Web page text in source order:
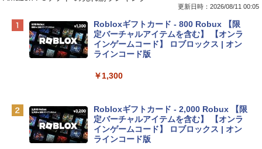
Apple 2026 MacBook Neo A18 Proチッ
プ搭載13インチノートブック：AIとAppl
e Intelligenceのために設計、Liquid Ret
inaディスプレイ、8GBユニファイドメモ
eTime HDカメラ、Touch ID - シトラス
tomtoc 360°保護 15.6 16インチ パソコ
ンケース Dell NEC Lavie ASUS HP dyna
更新日時：2026/08/11 00:05
Robloxギフトカード - 800 Robux 【限
定バーチャルアイテムを含む】 【オンラ
インゲームコード】 ロブロックス | オン
ラインコード版
￥1,300
Robloxギフトカード - 2,000 Robux 【限
定バーチャルアイテムを含む】 【オンラ
インゲームコード】 ロブロックス | オン
ラインコード版